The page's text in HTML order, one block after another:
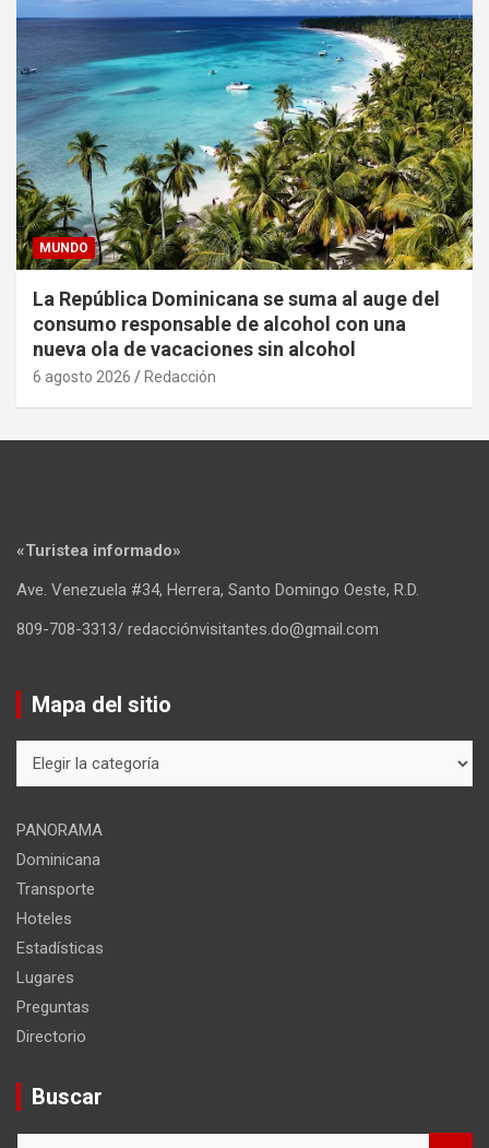
MUNDO
La República Dominicana se suma al auge del
consumo responsable de alcohol con una
nueva ola de vacaciones sin alcohol
6 agosto 2026 Redacción
«Turistea informado»
Ave. Venezuela #34, Herrera, Santo Domingo Oeste, R.D.
809-708-3313/ redacciónvisitantes.do@gmail.com
Mapa del sitio
del
PANORAMA
Dominicana
Transporte
Hoteles
Estadísticas
Lugares
Preguntas
Directorio
Buscar